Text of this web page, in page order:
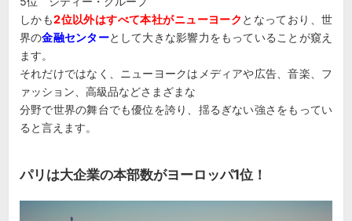
しかも2位以外はすべて本社がニューヨークとなっており、世
界の金融センターとして大きな影響力をもっていることが窺え
ます。
それだけではなく、ニューヨークはメディアや広告、音楽、フ
ァッション、高級品などさまざまな
分野で世界の舞台でも優位を誇り、揺るぎない強さをもってい
ると言えます。
パリは大企業の本部数がヨーロッパ1位！